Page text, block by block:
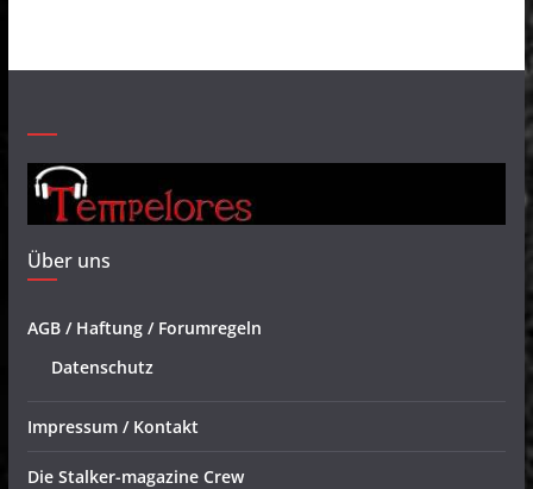
Über uns
AGB / Haftung / Forumregeln
Datenschutz
Impressum / Kontakt
Die Stalker-magazine Crew